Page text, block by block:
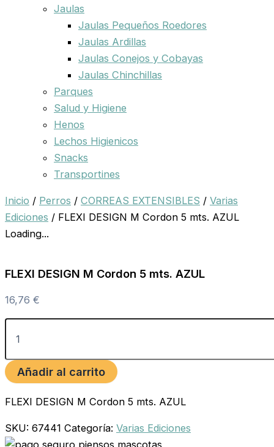
Jaulas
Jaulas Pequeños Roedores
Jaulas Ardillas
Jaulas Conejos y Cobayas
Jaulas Chinchillas
Parques
Salud y Higiene
Henos
Lechos Higienicos
Snacks
Transportines
Inicio / Perros / CORREAS EXTENSIBLES / Varias
Ediciones / FLEXI DESIGN M Cordon 5 mts. AZUL
Loading...
FLEXI DESIGN M Cordon 5 mts. AZUL
16,76 €
Añadir al carrito
FLEXI DESIGN M Cordon 5 mts. AZUL
SKU: 67441 Categoría: Varias Ediciones